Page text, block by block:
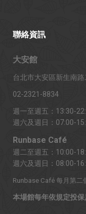
聯絡資訊
大安館
台北市大安區新生南
02-2321-8834
週一至週五：13:30-
週六及週日：07:00-
Runbase Café
週二至週五：10:00-
週六及週日：08:00-
Runbase Café 每月第二
本場館每年依規定投